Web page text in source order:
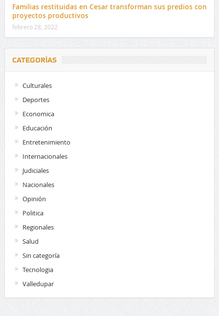
Familias restituidas en Cesar transforman sus predios con
proyectos productivos
febrero 28, 2022
CATEGORÍAS
Culturales
Deportes
Economica
Educación
Entretenimiento
Internacionales
Judiciales
Nacionales
Opinión
Politica
Regionales
Salud
Sin categoría
Tecnologia
Valledupar